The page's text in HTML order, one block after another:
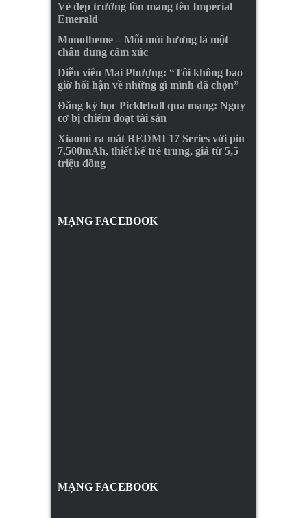
Vẻ đẹp trường tồn mang tên Imperial
Emerald
Monotheme – Mỗi mùi hương là một
chân dung cảm xúc
Diễn viên Mai Phượng: “Tôi không bao
giờ hối hận về những gì mình đã chọn”
Đăng ký học Pickleball qua mạng: Nguy
cơ bị chiếm đoạt tài sản
Xiaomi ra mắt REDMI 17 Series với pin
7.500mAh, thiết kế trẻ trung, giá từ 5,5
triệu đồng
MẠNG FACEBOOK
MẠNG FACEBOOK